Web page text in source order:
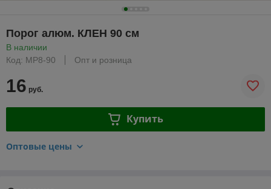
Порог алюм. КЛЕН 90 см
В наличии
Код: МР8-90
Опт и розница
16 руб.
Купить
Оптовые цены